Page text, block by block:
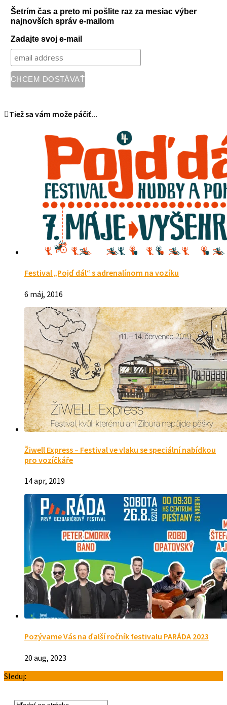
Šetrím čas a preto mi pošlite raz za mesiac výber
najnovších správ e-mailom
Zadajte svoj e-mail
Tiež sa vám može páčiť...
Festival „Pojď dál“ s adrenalínom na vozíku
6 máj, 2016
Žiwell Express – Festival ve vlaku se speciální nabídkou
pro vozíčkáře
14 apr, 2019
Pozývame Vás na ďalší ročník festivalu PARÁDA 2023
20 aug, 2023
Sleduj: